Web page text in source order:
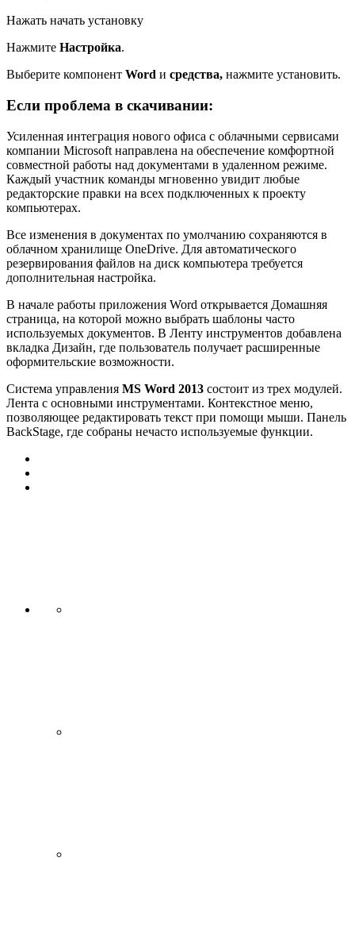
Нажать начать установку
Нажмите Настройка.
Выберите компонент Word и средства, нажмите установить.
Если проблема в скачивании:
Усиленная интеграция нового офиса с облачными сервисами
компании Microsoft направлена на обеспечение комфортной
совместной работы над документами в удаленном режиме.
Каждый участник команды мгновенно увидит любые
редакторские правки на всех подключенных к проекту
компьютерах.
Все изменения в документах по умолчанию сохраняются в
облачном хранилище OneDrive. Для автоматического
резервирования файлов на диск компьютера требуется
дополнительная настройка.
В начале работы приложения Word открывается Домашняя
страница, на которой можно выбрать шаблоны часто
используемых документов. В Ленту инструментов добавлена
вкладка Дизайн, где пользователь получает расширенные
оформительские возможности.
Система управления MS Word 2013 состоит из трех модулей.
Лента с основными инструментами. Контекстное меню,
позволяющее редактировать текст при помощи мыши. Панель
BackStage, где собраны нечасто используемые функции.